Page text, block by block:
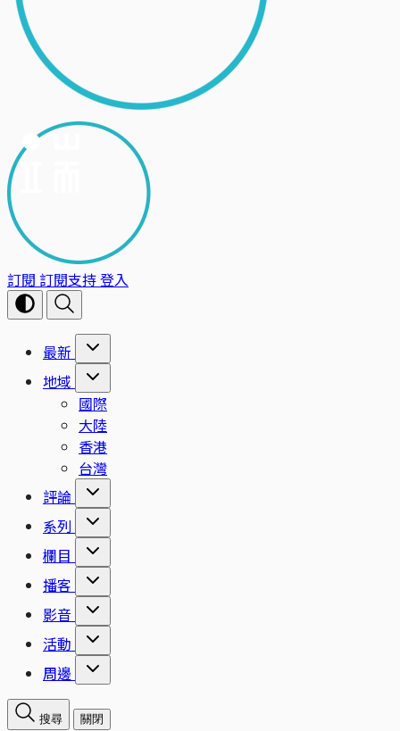
訂閱 訂閱支持登入
最新
地域
國際
大陸
香港
台灣
評論
系列
欄目
播客
影音
活動
周邊
搜尋 關閉